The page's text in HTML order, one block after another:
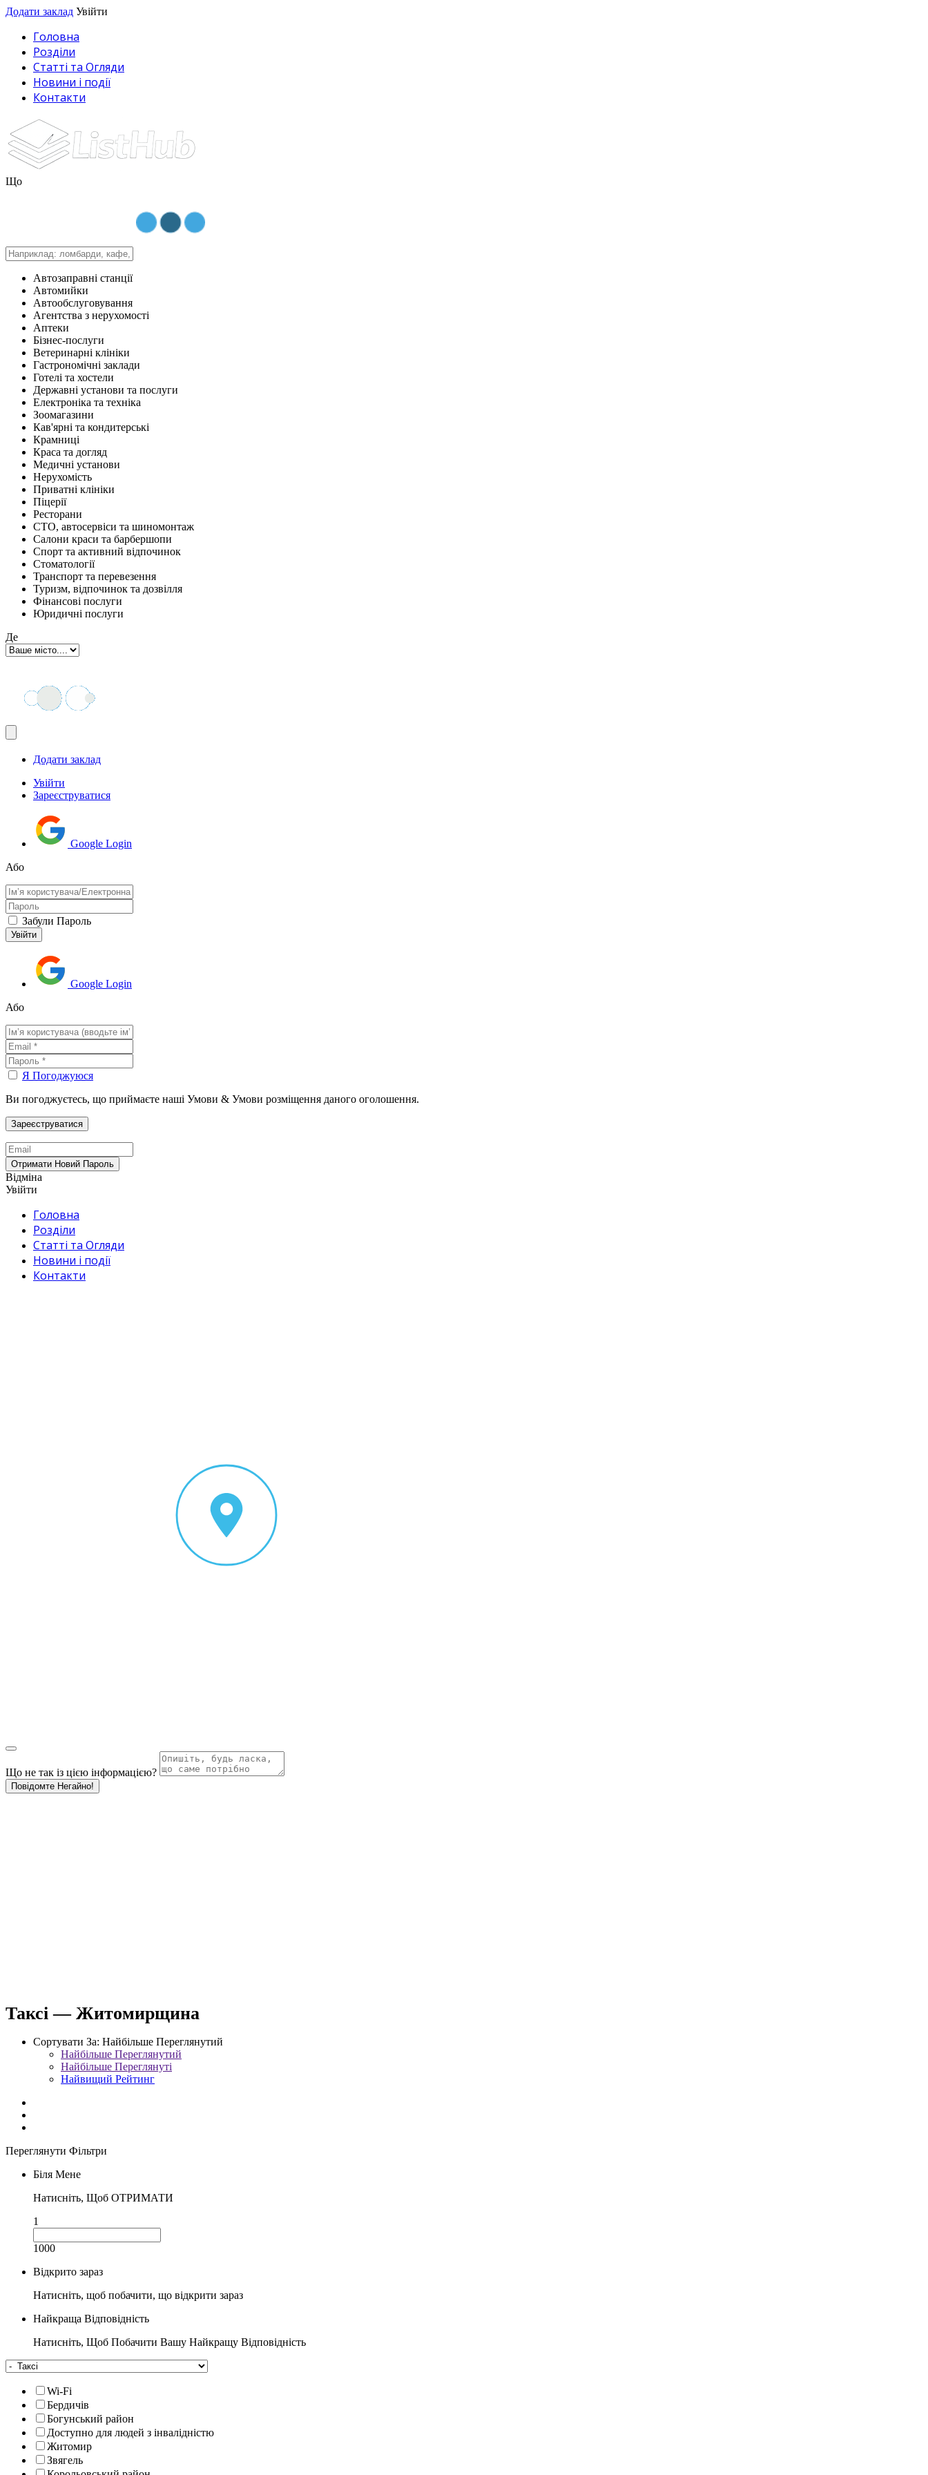
Додати заклад Увійти
Головна
Розділи
Статті та Огляди
Новини і події
Контакти
Що
Автозаправні станції
Автомийки
Автообслуговування
Агентства з нерухомості
Аптеки
Бізнес-послуги
Ветеринарні клініки
Гастрономічні заклади
Готелі та хостели
Державні установи та послуги
Електроніка та техніка
Зоомагазини
Кав'ярні та кондитерські
Крамниці
Краса та догляд
Медичні установи
Нерухомість
Приватні клініки
Піцерії
Ресторани
СТО, автосервіси та шиномонтаж
Салони краси та барбершопи
Спорт та активний відпочинок
Стоматології
Транспорт та перевезення
Туризм, відпочинок та дозвілля
Фінансові послуги
Юридичні послуги
Де
Додати заклад
Увійти
Зареєструватися
Google Login
Або
Забули Пароль
Google Login
Або
Я Погоджуюся
Ви погоджуєтесь, що приймаєте наші Умови & Умови розміщення даного оголошення.
Відміна
Увійти
Головна
Розділи
Статті та Огляди
Новини і події
Контакти
Що не так із цією інформацією?
Повідомте Негайно!
Таксі — Житомирщина
Сортувати За: Найбільше Переглянутий
Найбільше Переглянутий
Найбільше Переглянуті
Найвищий Рейтинг
Переглянути Фільтри
Біля Мене
Натисніть, Щоб ОТРИМАТИ
1
1000
Відкрито зараз
Натисніть, щоб побачити, що відкрити зараз
Найкраща Відповідність
Натисніть, Щоб Побачити Вашу Найкращу Відповідність
Wi-Fi
Бердичів
Богунський район
Доступно для людей з інвалідністю
Житомир
Звягель